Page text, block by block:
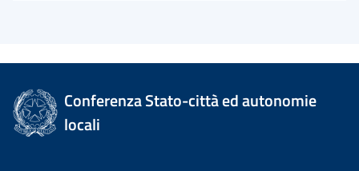
Conferenza Stato-città ed autonomie
locali